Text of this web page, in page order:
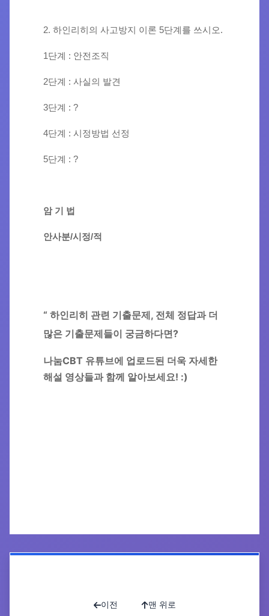
2. 하인리히의 사고방지 이론 5단계를 쓰시오.
1단계 : 안전조직
2단계 : 사실의 발견
3단계 : ?
4단계 : 시정방법 선정
5단계 : ?
암 기 법
안사분/시정/적
“ 하인리히 관련 기출문제, 전체 정답과 더
많은 기출문제들이 궁금하다면?
나눔CBT 유튜브에 업로드된 더욱 자세한
해설 영상들과 함께 알아보세요! :)
이전 맨 위로